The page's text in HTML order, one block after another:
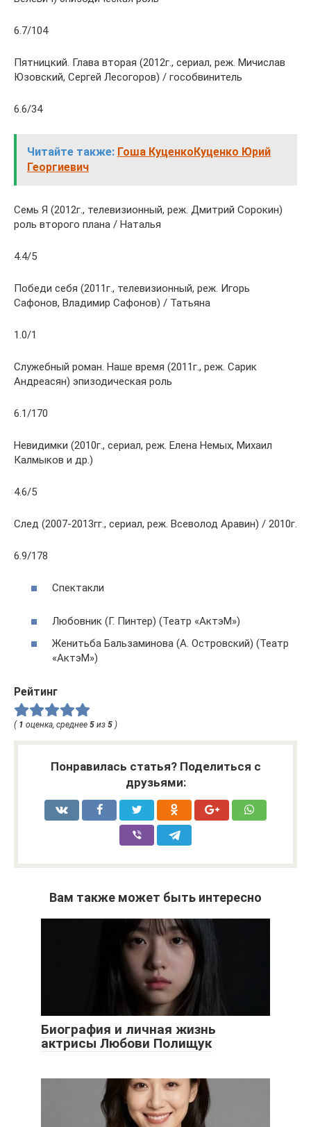
6.7/104
Пятницкий. Глава вторая (2012г., сериал, реж. Мичислав
Юзовский, Сергей Лесогоров) / гособвинитель
6.6/34
Читайте также: Гоша КуценкоКуценко Юрий
Георгиевич
Семь Я (2012г., телевизионный, реж. Дмитрий Сорокин)
роль второго плана / Наталья
4.4/5
Победи себя (2011г., телевизионный, реж. Игорь
Сафонов, Владимир Сафонов) / Татьяна
1.0/1
Служебный роман. Наше время (2011г., реж. Сарик
Андреасян) эпизодическая роль
6.1/170
Невидимки (2010г., сериал, реж. Елена Немых, Михаил
Калмыков и др.)
4.6/5
След (2007-2013гг., сериал, реж. Всеволод Аравин) / 2010г.
6.9/178
Спектакли
Любовник (Г. Пинтер) (Театр «АктэМ»)
Женитьба Бальзаминова (А. Островский) (Театр
«АктэМ»)
Рейтинг
( 1 оценка, среднее 5 из 5 )
Понравилась статья? Поделиться с
друзьями:
Вам также может быть интересно
Биография и личная жизнь
актрисы Любови Полищук